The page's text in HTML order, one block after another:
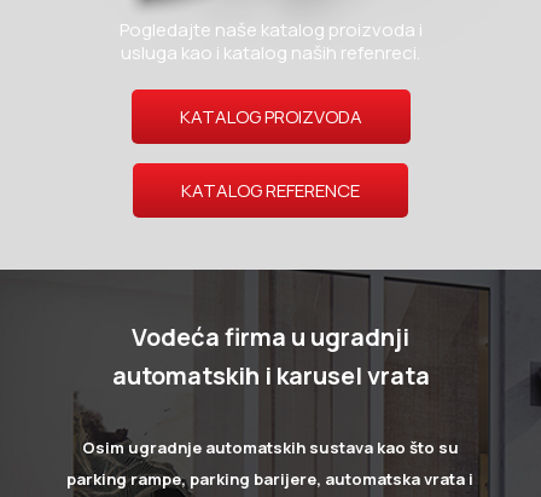
Pogledajte naše katalog proizvoda i
usluga kao i katalog naših refenreci.
KATALOG PROIZVODA
KATALOG REFERENCE
Vodeća firma u ugradnji
automatskih i karusel vrata
Osim ugradnje automatskih sustava kao što su
parking rampe, parking barijere, automatska vrata i